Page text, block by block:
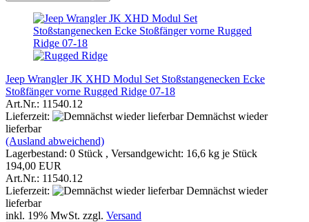
Jeep Wrangler JK XHD Modul Set Stoßstangenecken Ecke
Stoßfänger vorne Rugged Ridge 07-18
Art.Nr.: 11540.12
Lieferzeit:
Demnächst wieder
lieferbar
(Ausland abweichend)
Lagerbestand: 0 Stück , Versandgewicht: 16,6 kg je Stück
194,00 EUR
Art.Nr.: 11540.12
Lieferzeit:
Demnächst wieder
lieferbar
inkl. 19% MwSt. zzgl. Versand